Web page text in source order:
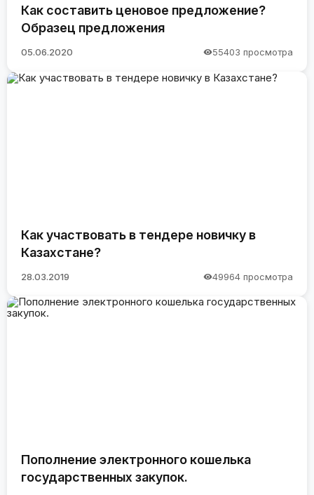
Как составить ценовое предложение?
Образец предложения
05.06.2020 55403 просмотра
Как участвовать в тендере новичку в
Казахстане?
28.03.2019 49964 просмотра
Пополнение электронного кошелька
государственных закупок.